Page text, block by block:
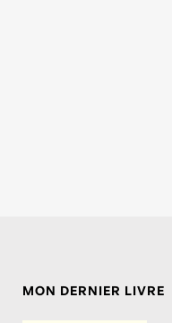
MON DERNIER LIVRE